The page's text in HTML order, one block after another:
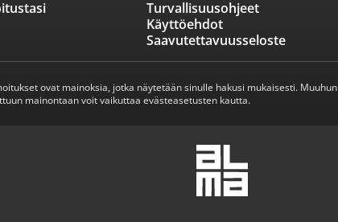
Turvallisuusohjeet
Käyttöehdot
Saavutettavuusseloste
ovat mainoksia, jotka näytetään sinulle hakusi mukaisesti. Muuhun
mainontaan voit vaikuttaa evästeasetusten kautta.